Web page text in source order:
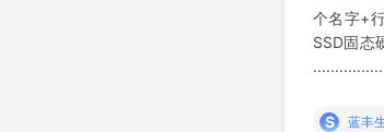
个名字+
SSD固态
S 蓝丰